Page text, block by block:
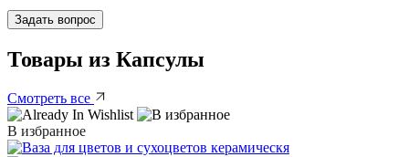
Задать вопрос
Товары из Капсулы
Смотреть все
В избранное